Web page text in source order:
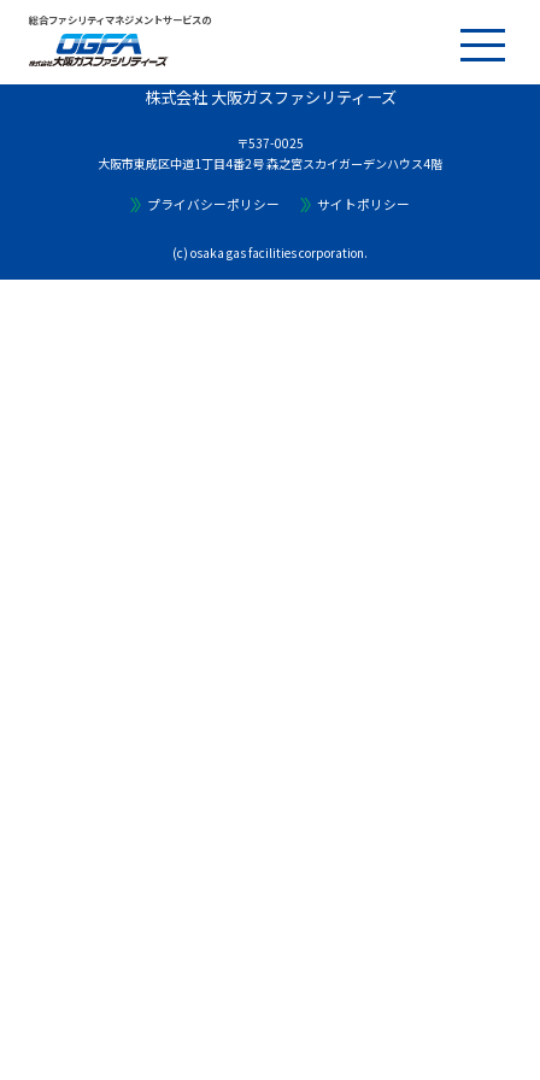
総合ファシリティマネジメントサービスの
株式会社 大阪ガスファシリティーズ
〒537-0025
大阪市東成区中道1丁目4番2号 森之宮スカイガーデンハウス4階
プライバシーポリシー サイトポリシー
(c) osaka gas facilities corporation.